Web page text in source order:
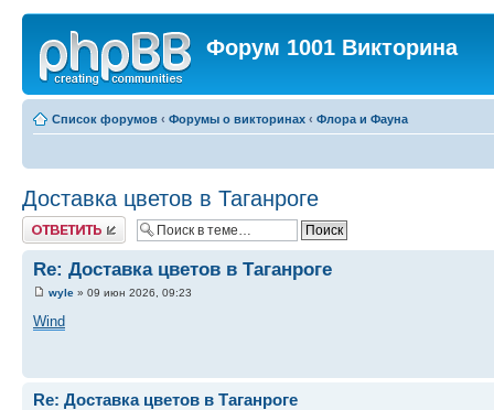
Форум 1001 Викторина
Список форумов ‹ Форумы о викторинах ‹ Флора и Фауна
Доставка цветов в Таганроге
Ответить
Re: Доставка цветов в Таганроге
wyle » 09 июн 2026, 09:23
Wind
Re: Доставка цветов в Таганроге